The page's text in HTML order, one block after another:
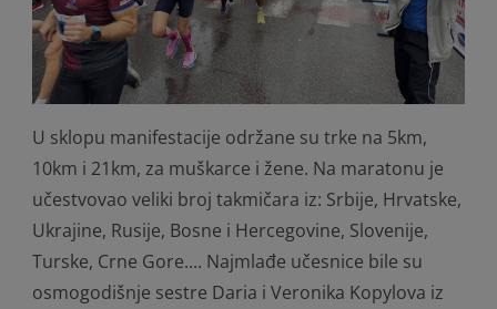
U sklopu manifestacije održane su trke na 5km,
10km i 21km, za muškarce i žene. Na maratonu je
učestvovao veliki broj takmičara iz: Srbije, Hrvatske,
Ukrajine, Rusije, Bosne i Hercegovine, Slovenije,
Turske, Crne Gore.... Najmlađe učesnice bile su
osmogodišnje sestre Daria i Veronika Kopylova iz